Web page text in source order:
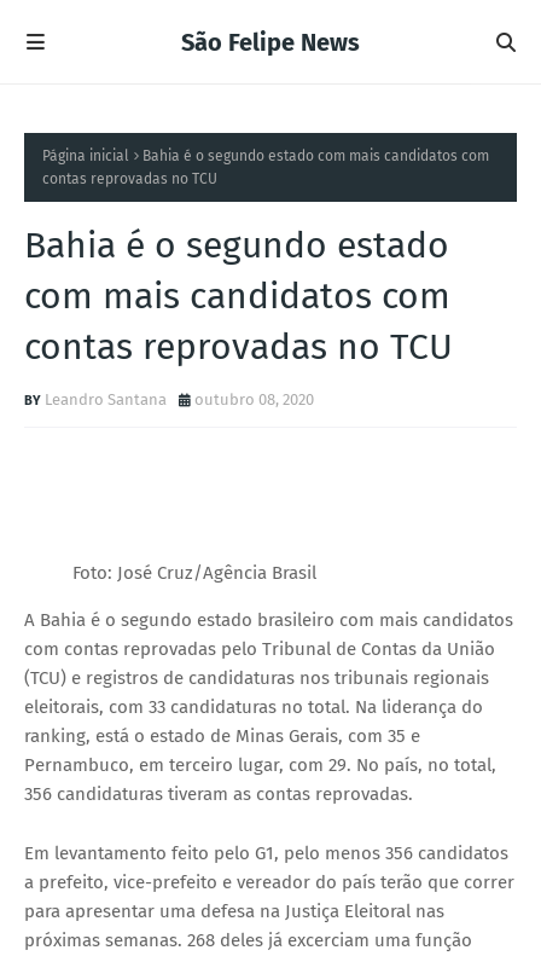
São Felipe News
Página inicial
Bahia é o segundo estado com mais candidatos com
contas reprovadas no TCU
Bahia é o segundo estado
com mais candidatos com
contas reprovadas no TCU
Leandro Santana outubro 08, 2020
Foto: José Cruz/Agência Brasil
A Bahia é o segundo estado brasileiro com mais candidatos
com contas reprovadas pelo Tribunal de Contas da União
(TCU) e registros de candidaturas nos tribunais regionais
eleitorais, com 33 candidaturas no total. Na liderança do
ranking, está o estado de Minas Gerais, com 35 e
Pernambuco, em terceiro lugar, com 29. No país, no total,
356 candidaturas tiveram as contas reprovadas.
Em levantamento feito pelo G1, pelo menos 356 candidatos
a prefeito, vice-prefeito e vereador do país terão que correr
para apresentar uma defesa na Justiça Eleitoral nas
próximas semanas. 268 deles já excerciam uma função